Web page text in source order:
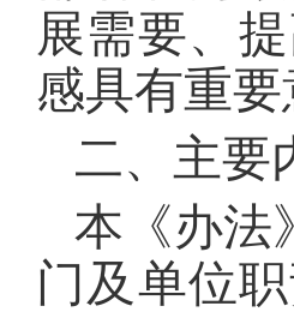
展需要、
感具有重要
二、主要
本《办法
门及单位